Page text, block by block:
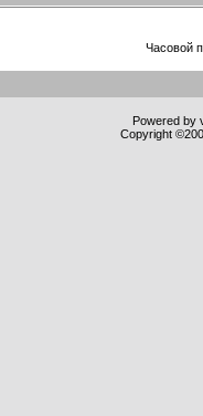
Часовой
Powered by
Copyright